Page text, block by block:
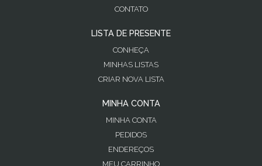
CONTATO
LISTA DE PRESENTE
CONHEÇA
MINHAS LISTAS
CRIAR NOVA LISTA
MINHA CONTA
MINHA CONTA
PEDIDOS
ENDEREÇOS
MEU CARRINHO